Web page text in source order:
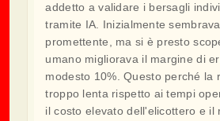
addetto a validare i bersagli
tramite IA. Inizialmente
promettente, ma si è presto
umano migliorava il margine di
modesto 10%. Questo perché la
troppo lenta rispetto ai tempi
il costo elevato dell'elicottero e il